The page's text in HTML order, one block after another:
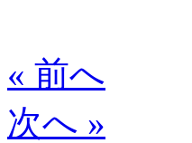
« 前へ
次へ »